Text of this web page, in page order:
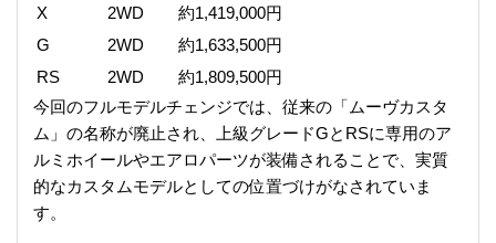
X
2WD
約1,419,000円
G
2WD
約1,633,500円
RS
2WD
約1,809,500円
今回のフルモデルチェンジでは、従来の「ムーヴカスタ
ム」の名称が廃止され、上級グレードGとRSに専用のア
ルミホイールやエアロパーツが装備されることで、実質
的なカスタムモデルとしての位置づけがなされていま
す。